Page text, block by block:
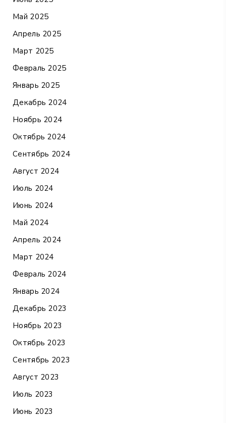
Май 2025
Апрель 2025
Март 2025
Февраль 2025
Январь 2025
Декабрь 2024
Ноябрь 2024
Октябрь 2024
Сентябрь 2024
Август 2024
Июль 2024
Июнь 2024
Май 2024
Апрель 2024
Март 2024
Февраль 2024
Январь 2024
Декабрь 2023
Ноябрь 2023
Октябрь 2023
Сентябрь 2023
Август 2023
Июль 2023
Июнь 2023